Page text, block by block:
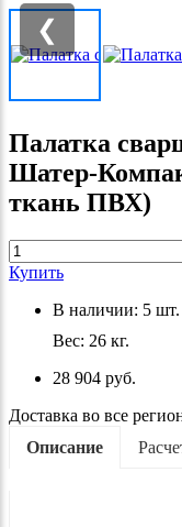
❮
Палатка
Шатер-
ткань ПВХ)
Купить
В наличии: 5 шт.
Вес: 26 кг.
28 904 руб.
Доставка во все
Описание